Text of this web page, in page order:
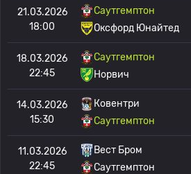
21.03.2026
18:00
Саутгемптон
Оксфорд Юнайтед
18.03.2026
22:45
Саутгемптон
Норвич
14.03.2026
15:30
Ковентри
Саутгемптон
11.03.2026
22:45
Вест Бром
Саутгемптон